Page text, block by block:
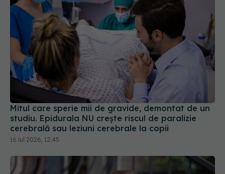
Mitul care sperie mii de gravide, demontat de un
studiu. Epidurala NU crește riscul de paralizie
cerebrală sau leziuni cerebrale la copii
16 iul 2026, 12:45